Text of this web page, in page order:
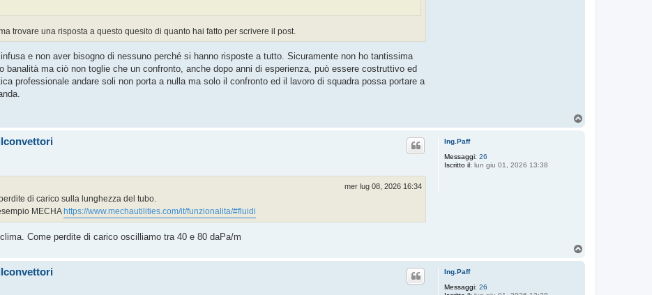
trovare una risposta a questo quesito di quanto hai fatto per scrivere il post.
e non aver bisogno di nessuno perché si hanno risposte a tutto. Sicuramente non ho tantissima
banalità ma ciò non toglie che un confronto, anche dopo anni di esperienza, può essere costruttivo ed
professionale andare soli non porta a nulla ma solo il confronto ed il lavoro di squadra possa portare a
Ing.Paff
Messaggi: 26
Iscritto il: lun giu 01, 2026 13:38
mer lug 08, 2026 16:34
di carico sulla lunghezza del tubo.
MECHAhttps://www.mechautilities.com/it/funzionalita/#fluidi
Come perdite di carico oscilliamo tra 40 e 80 daPa/m
Ing.Paff
Messaggi: 26